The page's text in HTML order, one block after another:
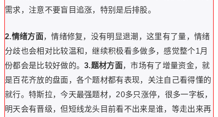
需求，注意不要盲目追涨，特别是后排股。
2.情绪方面，情绪修复，没有明显退潮，这里有了量，情绪
分歧也会相对比较温和，继续积极看多做多，感觉整个1月
份都会是比较好做的。3.题材方面，市场有了增量资金，就
是百花齐放的盘面，各个题材都有表现，关注自己看得懂的
就行。特斯拉，今天最强题材，20多只涨停，很多一字板，
明天会有晋级，但短线龙头目前看不出来是谁，等走出来再